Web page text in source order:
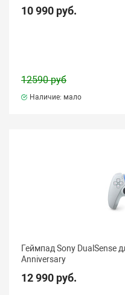
10 990 руб.
12590 руб
Наличие: мало
Геймпад Sony DualSense
Anniversary
12 990 руб.